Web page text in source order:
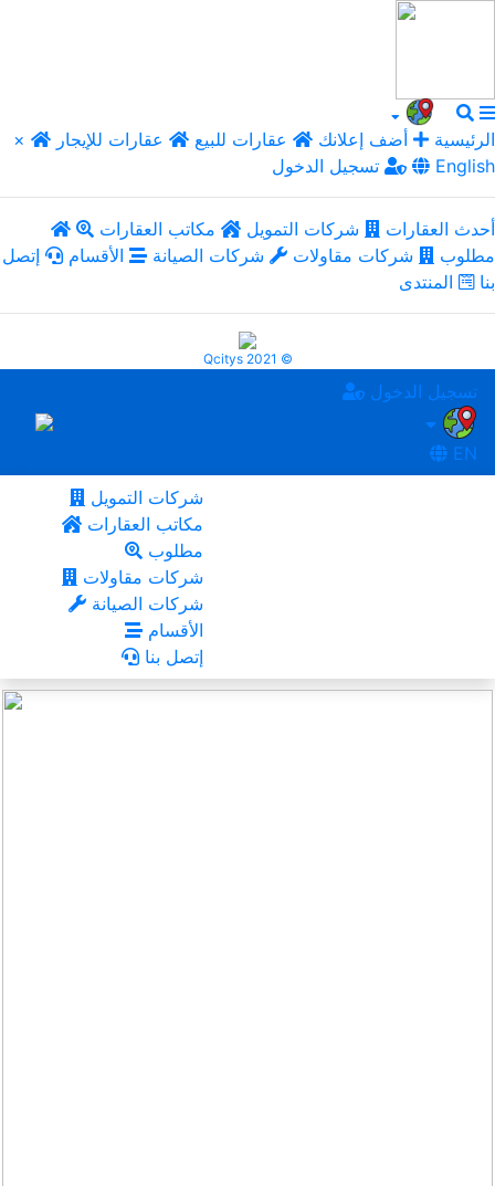
× الرئيسية أضف إعلانك عقارات للبيع
عقارات للإيجار
تسجيل الدخول
English
أحدث العقارات شركات التمويل
مكاتب العقارات
مطلوب
شركات مقاولات شركات الصيانة الأقسام
إتصل
بنا
المنتدى
Qcitys 2021 ©
تسجيل الدخول
EN
شركات التمويل
مكاتب العقارات
مطلوب
شركات مقاولات
شركات الصيانة
الأقسام
إتصل بنا